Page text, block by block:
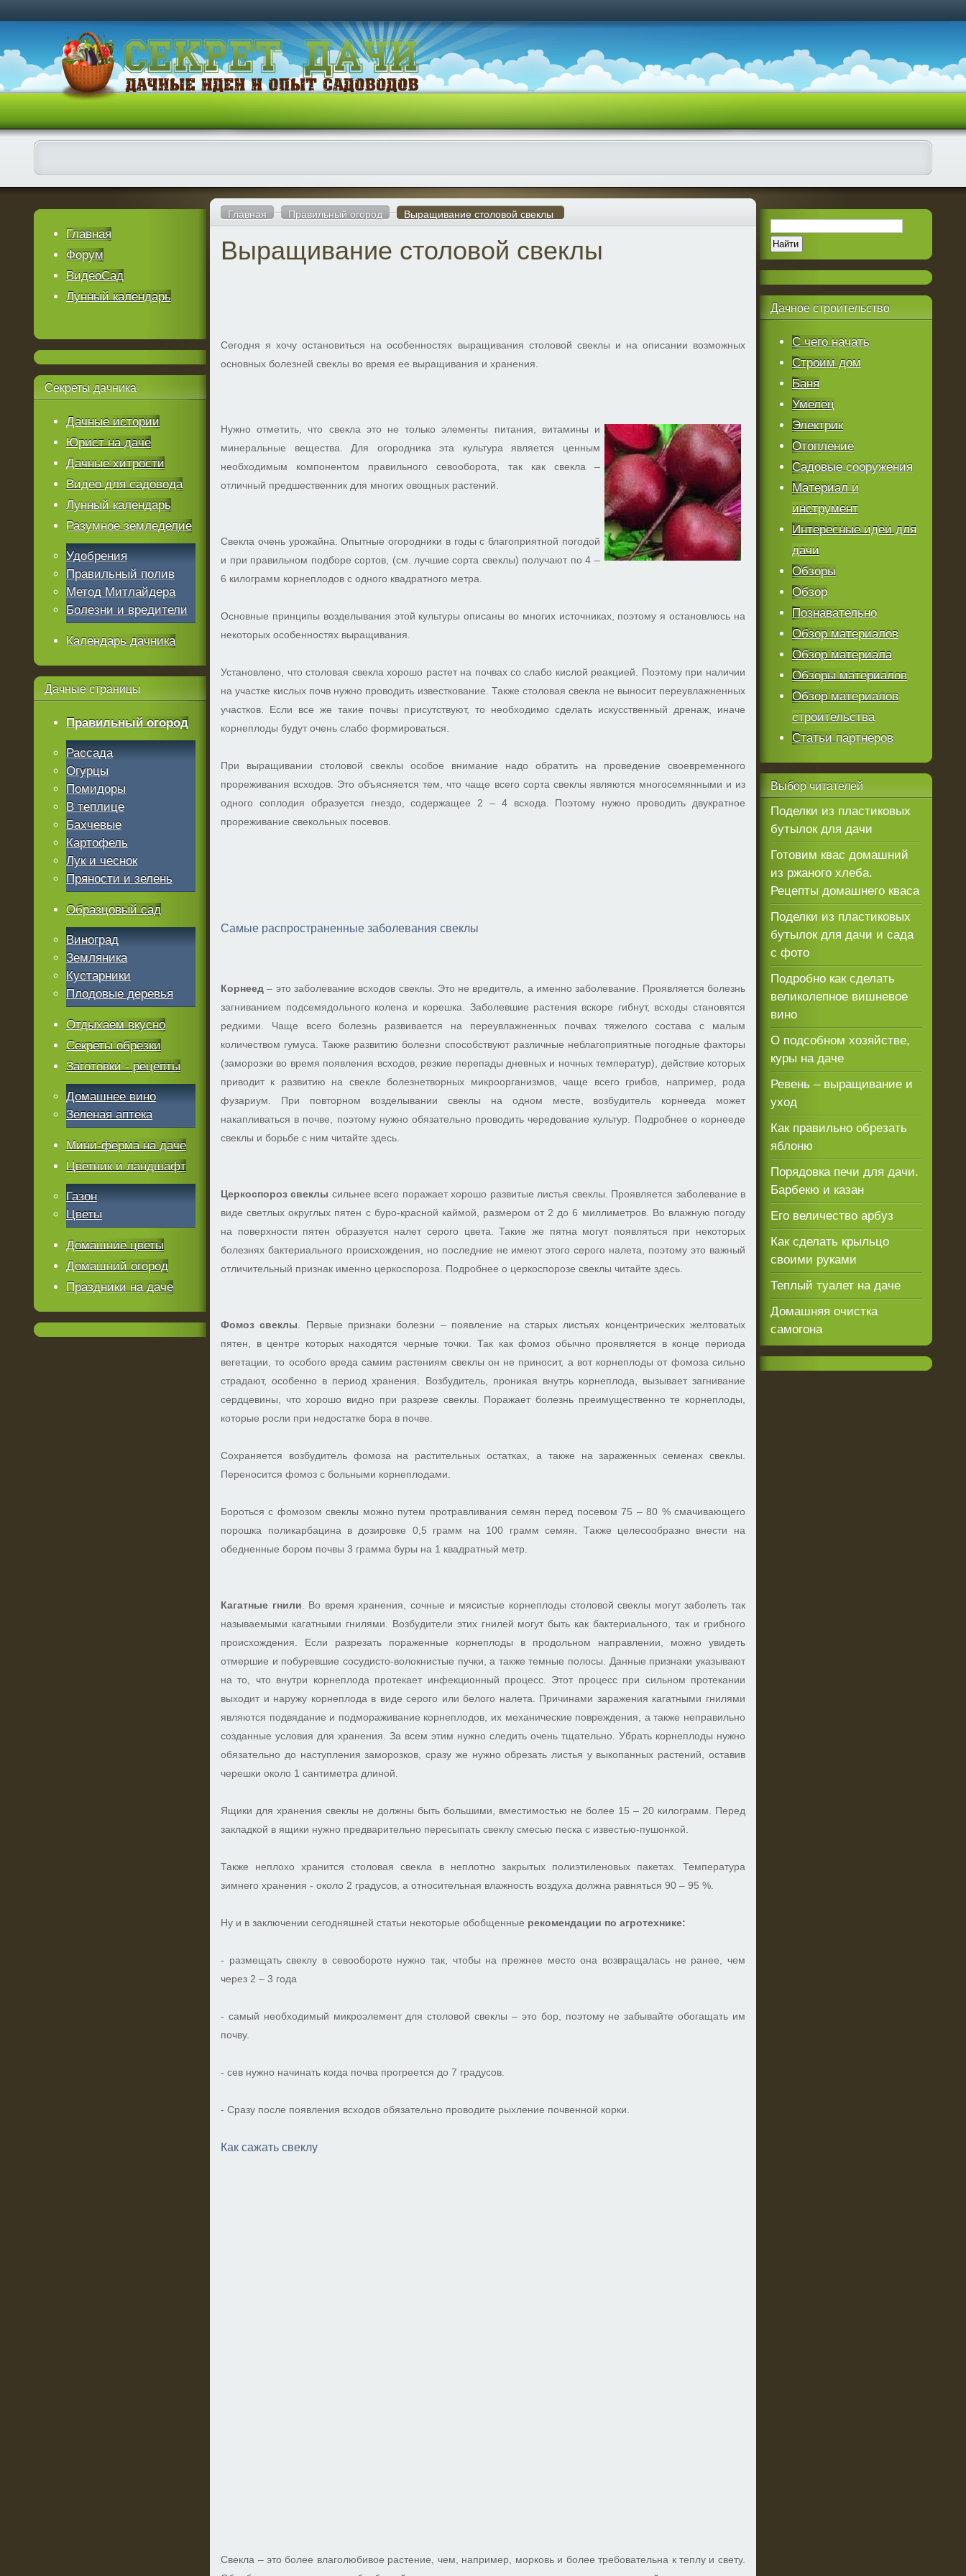
Главная Правильный огород Выращивание столовой свеклы
Выращивание столовой свеклы
Сегодня я хочу остановиться на особенностях выращивания столовой свеклы и на описании возможных
основных болезней свеклы во время ее выращивания и хранения.
Нужно отметить, что свекла это не только элементы питания, витамины и
минеральные вещества. Для огородника эта культура является ценным
необходимым компонентом правильного севооборота, так как свекла –
отличный предшественник для многих овощных растений.
Свекла очень урожайна. Опытные огородники в годы с благоприятной погодой
и при правильном подборе сортов, (см. лучшие сорта свеклы) получают по 4 –
6 килограмм корнеплодов с одного квадратного метра.
Основные принципы возделывания этой культуры описаны во многих источниках, поэтому я остановлюсь на
некоторых особенностях выращивания.
Установлено, что столовая свекла хорошо растет на почвах со слабо кислой реакцией. Поэтому при наличии
на участке кислых почв нужно проводить известкование. Также столовая свекла не выносит переувлажненных
участков. Если все же такие почвы присутствуют, то необходимо сделать искусственный дренаж, иначе
корнеплоды будут очень слабо формироваться.
При выращивании столовой свеклы особое внимание надо обратить на проведение своевременного
прореживания всходов. Это объясняется тем, что чаще всего сорта свеклы являются многосемянными и из
одного соплодия образуется гнездо, содержащее 2 – 4 всхода. Поэтому нужно проводить двукратное
прореживание свекольных посевов.
Самые распространенные заболевания свеклы
Корнеед – это заболевание всходов свеклы. Это не вредитель, а именно заболевание. Проявляется болезнь
загниванием подсемядольного колена и корешка. Заболевшие растения вскоре гибнут, всходы становятся
редкими. Чаще всего болезнь развивается на переувлажненных почвах тяжелого состава с малым
количеством гумуса. Также развитию болезни способствуют различные неблагоприятные погодные факторы
(заморозки во время появления всходов, резкие перепады дневных и ночных температур), действие которых
приводит к развитию на свекле болезнетворных микроорганизмов, чаще всего грибов, например, рода
фузариум. При повторном возделывании свеклы на одном месте, возбудитель корнееда может
накапливаться в почве, поэтому нужно обязательно проводить чередование культур. Подробнее о корнееде
свеклы и борьбе с ним читайте здесь.
Церкоспороз свеклы сильнее всего поражает хорошо развитые листья свеклы. Проявляется заболевание в
виде светлых округлых пятен с буро-красной каймой, размером от 2 до 6 миллиметров. Во влажную погоду
на поверхности пятен образуется налет серого цвета. Такие же пятна могут появляться при некоторых
болезнях бактериального происхождения, но последние не имеют этого серого налета, поэтому это важный
отличительный признак именно церкоспороза. Подробнее о церкоспорозе свеклы читайте здесь.
Фомоз свеклы . Первые признаки болезни – появление на старых листьях концентрических желтоватых
пятен, в центре которых находятся черные точки. Так как фомоз обычно проявляется в конце периода
вегетации, то особого вреда самим растениям свеклы он не приносит, а вот корнеплоды от фомоза сильно
страдают, особенно в период хранения. Возбудитель, проникая внутрь корнеплода, вызывает загнивание
сердцевины, что хорошо видно при разрезе свеклы. Поражает болезнь преимущественно те корнеплоды,
которые росли при недостатке бора в почве.
Сохраняется возбудитель фомоза на растительных остатках, а также на зараженных семенах свеклы.
Переносится фомоз с больными корнеплодами.
Бороться с фомозом свеклы можно путем протравливания семян перед посевом 75 – 80 % смачивающего
порошка поликарбацина в дозировке 0,5 грамм на 100 грамм семян. Также целесообразно внести на
обедненные бором почвы 3 грамма буры на 1 квадратный метр.
Кагатные гнили . Во время хранения, сочные и мясистые корнеплоды столовой свеклы могут заболеть так
называемыми кагатными гнилями. Возбудители этих гнилей могут быть как бактериального, так и грибного
происхождения. Если разрезать пораженные корнеплоды в продольном направлении, можно увидеть
отмершие и побуревшие сосудисто-волокнистые пучки, а также темные полосы. Данные признаки указывают
на то, что внутри корнеплода протекает инфекционный процесс. Этот процесс при сильном протекании
выходит и наружу корнеплода в виде серого или белого налета. Причинами заражения кагатными гнилями
являются подвядание и подмораживание корнеплодов, их механические повреждения, а также неправильно
созданные условия для хранения. За всем этим нужно следить очень тщательно. Убрать корнеплоды нужно
обязательно до наступления заморозков, сразу же нужно обрезать листья у выкопанных растений, оставив
черешки около 1 сантиметра длиной.
Ящики для хранения свеклы не должны быть большими, вместимостью не более 15 – 20 килограмм. Перед
закладкой в ящики нужно предварительно пересыпать свеклу смесью песка с известью-пушонкой.
Также неплохо хранится столовая свекла в неплотно закрытых полиэтиленовых пакетах. Температура
зимнего хранения - около 2 градусов, а относительная влажность воздуха должна равняться 90 – 95 %.
Ну и в заключении сегодняшней статьи некоторые обобщенные рекомендации по агротехнике:
- размещать свеклу в севообороте нужно так, чтобы на прежнее место она возвращалась не ранее, чем
через 2 – 3 года
- самый необходимый микроэлемент для столовой свеклы – это бор, поэтому не забывайте обогащать им
почву.
- сев нужно начинать когда почва прогреется до 7 градусов.
- Сразу после появления всходов обязательно проводите рыхление почвенной корки.
Как сажать свеклу
Свекла – это более влаголюбивое растение, чем, например, морковь и более требовательна к теплу и свету.
Главная
Форум
ВидеоСад
Лунный календарь
Секреты дачника
Дачные истории
Юрист на даче
Дачные хитрости
Видео для садовода
Лунный календарь
Разумное земледелие
Удобрения
Правильный полив
Метод Митлайдера
Болезни и вредители
Календарь дачника
Дачные страницы
Правильный огород
Рассада
Огурцы
Помидоры
В теплице
Бахчевые
Картофель
Лук и чеснок
Пряности и зелень
Образцовый сад
Виноград
Земляника
Кустарники
Плодовые деревья
Отдыхаем вкусно
Секреты обрезки
Заготовки - рецепты
Домашнее вино
Зеленая аптека
Мини-ферма на даче
Цветник и ландшафт
Газон
Цветы
Домашние цветы
Домашний огород
Праздники на даче
Дачноестроительство
С чего начать
Строим дом
Баня
Умелец
Электрик
Отопление
Садовые сооружения
Материал и
инструмент
Интересные идеи для
дачи
Обзоры
Обзор
Познавательно
Обзор материалов
Обзор материала
Обзоры материалов
Обзор материалов
строительства
Статьи партнеров
Выборчитателей
Поделки из пластиковых
бутылок для дачи
Готовим квас домашний
из ржаного хлеба.
Рецепты домашнего кваса
Поделки из пластиковых
бутылок для дачи и сада
с фото
Подробно как сделать
великолепное вишневое
вино
О подсобном хозяйстве,
куры на даче
Ревень – выращивание и
уход
Как правильно обрезать
яблоню
Порядовка печи для дачи.
Барбекю и казан
Его величество арбуз
Как сделать крыльцо
своими руками
Теплый туалет на даче
Домашняя очистка
самогона